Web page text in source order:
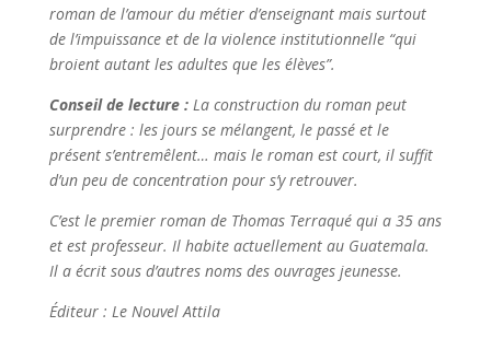
roman de l’amour du métier d’enseignant mais surtout
de l’impuissance et de la violence institutionnelle “qui
broient autant les adultes que les élèves”.
Conseil de lecture : La construction du roman peut
surprendre : les jours se mélangent, le passé et le
présent s’entremêlent… mais le roman est court, il suffit
d’un peu de concentration pour s’y retrouver.
C’est le premier roman de Thomas Terraqué qui a 35 ans
et est professeur. Il habite actuellement au Guatemala.
Il a écrit sous d’autres noms des ouvrages jeunesse.
Éditeur : Le Nouvel Attila